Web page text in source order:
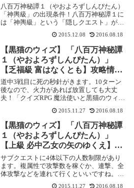
八百万神秘譚１（やおよろずしんぴたん）
「神輿級」の出現条件！八百万神秘譚１に
は「神輿級」という「隠しクエスト」があ
は、以下の条件を満たすことが必要です。
サブクエストの「最終進化ナゴミを連れ戦
火級クリアを...
2015.12.08 2016.08.18
【黒猫のウィズ】 「八百万神秘譚
１（やおよろずしんぴたん）」
【乏福級 富はなくとも】攻略情
報！
道中3戦目に死の秒針がきます。10ターン
後なので、火力があれば放置しても大丈
夫！「クイズRPG 魔法使いと黒猫のウィ
（やおよろずしんぴたん）」の攻略記事で
す。 ここでは【乏福級 富はなくとも】を
攻略します...
2015.11.27 2016.08.18
【黒猫のウィズ】 「八百万神秘譚
１（やおよろずしんぴたん）」
【上級 必中乙女の矢のゆくえ】攻
略情報！
サブクエストに4体以下の人数制限があり
ます。複属性で攻撃数を稼ぐか、連撃、全
体攻撃などを連れて行くといいですね。
2015.11.27 2016.08.18